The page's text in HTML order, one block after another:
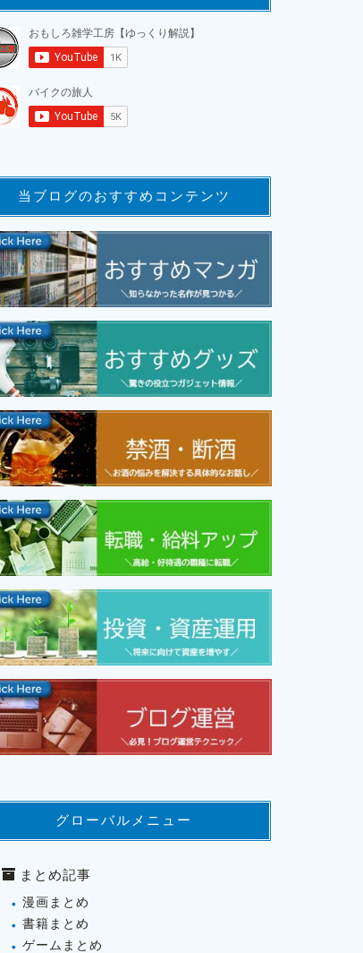
当ブログのおすすめコンテンツ
グローバルメニュー
まとめ記事
漫画まとめ
書籍まとめ
ゲームまとめ